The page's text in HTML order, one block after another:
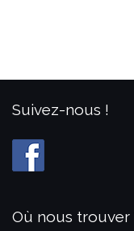
Suivez-nous !
Où nous trouver